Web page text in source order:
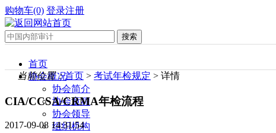
购物车(0) 登录注册
首页
协会概况
协会简介
协会章程
协会领导
组织机构
当前位置：首页 > 考试年检规定 > 详情
CIA/CCSA/CRMA年检流程
2017-09-08 14:31:54